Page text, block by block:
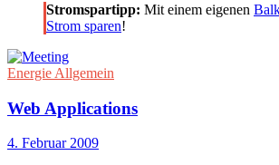
Stromspartipp: Mit einem eigenen
Strom sparen!
Energie Allgemein
Web Applications
4. Februar 2009